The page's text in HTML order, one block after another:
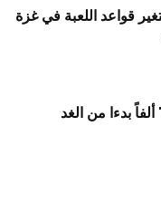
قواعد اللعبة في غزة